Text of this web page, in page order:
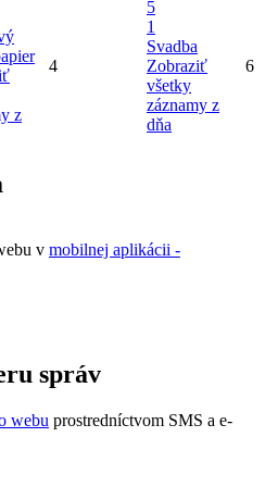
z
4
5
1
Svadba
Zobraziť
všetky
záznamy z
dňa
6
v mobilnej aplikácii -
správ
webu prostredníctvom SMS a e-